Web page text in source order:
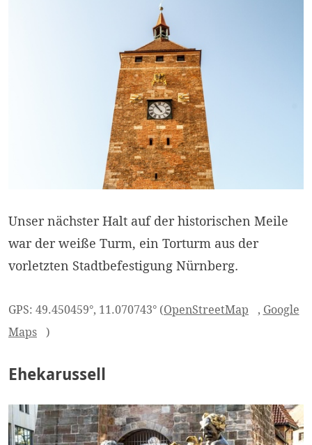
Unser nächster Halt auf der historischen Meile
war der weiße Turm, ein Torturm aus der
vorletzten Stadtbefestigung Nürnberg.
GPS: 49.450459°, 11.070743° (OpenStreetMap , Google
Maps
)
Ehekarussell